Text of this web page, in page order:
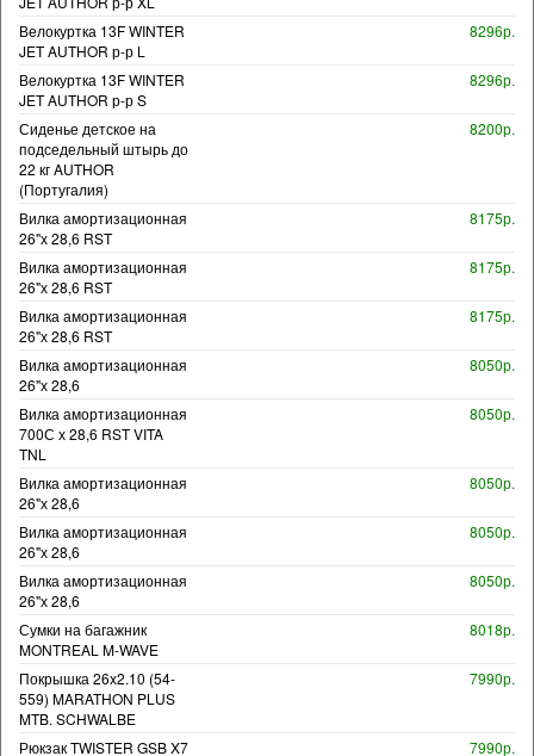
Велокуртка 13F WINTER
JET AUTHOR р-р L
8296р.
Велокуртка 13F WINTER
JET AUTHOR р-р S
8296р.
Сиденье детское на
подседельный штырь до
22 кг AUTHOR
(Португалия)
8200р.
Вилка амортизационная
26"х 28,6 RST
8175р.
Вилка амортизационная
26"х 28,6 RST
8175р.
Вилка амортизационная
26"х 28,6 RST
8175р.
Вилка амортизационная
26"х 28,6
8050р.
Вилка амортизационная
700С х 28,6 RST VITA
TNL
8050р.
Вилка амортизационная
26"х 28,6
8050р.
Вилка амортизационная
26"х 28,6
8050р.
Вилка амортизационная
26"х 28,6
8050р.
Сумки на багажник
MONTREAL M-WAVE
8018р.
Покрышка 26x2.10 (54-
559) MARATHON PLUS
MTB. SCHWALBE
7990р.
Рюкзак TWISTER GSB X7
7990р.